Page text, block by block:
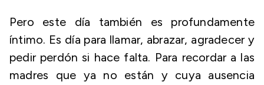
Pero este día también es profundamente
íntimo. Es día para llamar, abrazar, agradecer y
pedir perdón si hace falta. Para recordar a las
madres que ya no están y cuya ausencia